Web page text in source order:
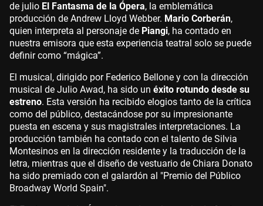
de julio El Fantasma de la Ópera, la emblemática
producción de Andrew Lloyd Webber. Mario Corberán,
quien interpreta al personaje de Piangi, ha contado en
nuestra emisora que esta experiencia teatral solo se puede
definir como “mágica”.
El musical, dirigido por Federico Bellone y con la dirección
musical de Julio Awad, ha sido un éxito rotundo desde su
estreno. Esta versión ha recibido elogios tanto de la crítica
como del público, destacándose por su impresionante
puesta en escena y sus magistrales interpretaciones. La
producción también ha contado con el talento de Silvia
Montesinos en la dirección residente y la traducción de la
letra, mientras que el diseño de vestuario de Chiara Donato
ha sido premiado con el galardón al "Premio del Público
Broadway World Spain".